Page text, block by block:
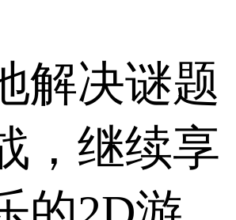
解决谜题
，继续享